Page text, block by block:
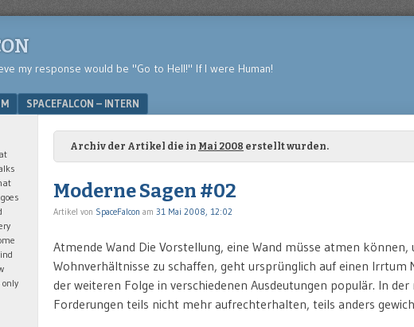
my response would be "Go to Hell!" If I were Human!
SPACEFALCON – INTERN
Archiv der Artikel die in Mai 2008 erstellt wurden.
Moderne Sagen #02
Artikel von SpaceFalcon am 31 Mai 2008, 12:02
Atmende Wand Die Vorstellung, eine Wand müsse atmen können,
Wohnverhältnisse zu schaffen, geht ursprünglich auf einen
der weiteren Folge in verschiedenen Ausdeutungen populär. In
Forderungen teils nicht mehr aufrechterhalten, teils anders
only